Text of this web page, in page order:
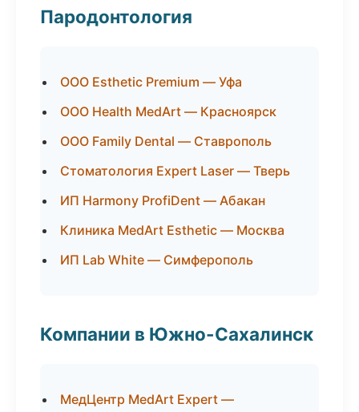
Пародонтология
ООО Esthetic Premium — Уфа
ООО Health MedArt — Красноярск
ООО Family Dental — Ставрополь
Стоматология Expert Laser — Тверь
ИП Harmony ProfiDent — Абакан
Клиника MedArt Esthetic — Москва
ИП Lab White — Симферополь
Компании в Южно-Сахалинск
МедЦентр MedArt Expert —